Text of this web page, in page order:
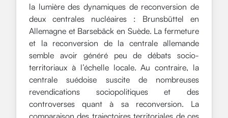
la lumière des dynamiques de reconversion de
deux centrales nucléaires : Brunsbüttel en
Allemagne et Barsebäck en Suède. La fermeture
et la reconversion de la centrale allemande
semble avoir généré peu de débats socio-
territoriaux à l’échelle locale. Au contraire, la
centrale suédoise suscite de nombreuses
revendications sociopolitiques et des
controverses quant à sa reconversion. La
comparaison des trajectoires territoriales de ces